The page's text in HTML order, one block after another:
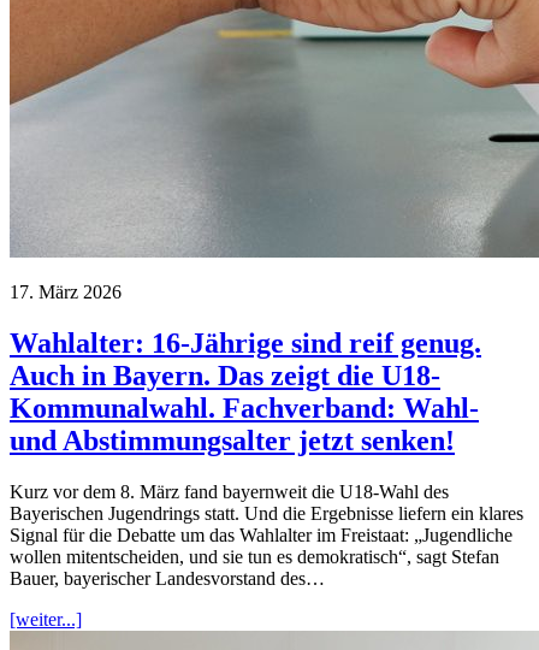
17. März 2026
Wahlalter: 16-Jährige sind reif genug.
Auch in Bayern. Das zeigt die U18-
Kommunalwahl. Fachverband: Wahl-
und Abstimmungsalter jetzt senken!
Kurz vor dem 8. März fand bayernweit die U18-Wahl des
Bayerischen Jugendrings statt. Und die Ergebnisse liefern ein klares
Signal für die Debatte um das Wahlalter im Freistaat: „Jugendliche
wollen mitentscheiden, und sie tun es demokratisch“, sagt Stefan
Bauer, bayerischer Landesvorstand des…
[weiter...]